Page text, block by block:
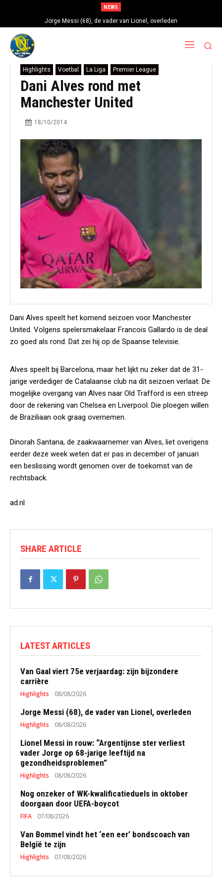
NEWS
Jorge Messi (68), de vader van Lionel, overleden
Highlights Voetbal La Liga Premier League
Dani Alves rond met
Manchester United
18/10/2014
Dani Alves speelt het komend seizoen voor Manchester
United. Volgens spelersmakelaar Francois Gallardo is de deal
zo goed als rond. Dat zei hij op de Spaanse televisie.
Alves speelt bij Barcelona, maar het lijkt nu zeker dat de 31-
jarige verdediger de Catalaanse club na dit seizoen verlaat. De
mogelijke overgang van Alves naar Old Trafford is een streep
door de rekening van Chelsea en Liverpool. Die ploegen willen
de Braziliaan ook graag overnemen.
Dinorah Santana, de zaakwaarnemer van Alves, liet overigens
eerder deze week weten dat er pas in december of januari
een beslissing wordt genomen over de toekomst van de
rechtsback.
ad.nl
SHARE ARTICLE
LATEST ARTICLES
Van Gaal viert 75e verjaardag: zijn bijzondere
carrière
Highlights 08/08/2026
Jorge Messi (68), de vader van Lionel, overleden
Highlights 08/08/2026
Lionel Messi in rouw: “Argentijnse ster verliest
vader Jorge op 68-jarige leeftijd na
gezondheidsproblemen”
Highlights 08/08/2026
Nog onzeker of WK-kwalificatieduels in oktober
doorgaan door UEFA-boycot
FIFA 07/08/2026
Van Bommel vindt het ‘een eer’ bondscoach van
België te zijn
Highlights 07/08/2026